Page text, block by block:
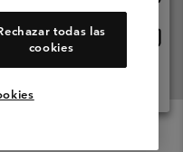
todas las
cookies
línea